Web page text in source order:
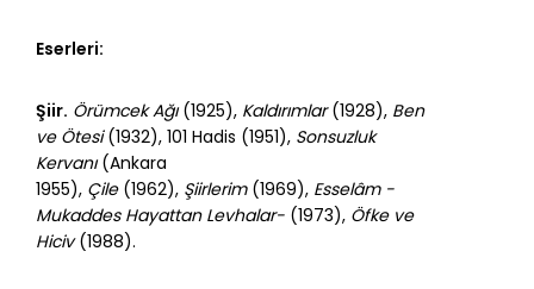
Eserleri:
Şiir. Örümcek Ağı(1925), Kaldırımlar(1928), Ben
ve Ötesi(1932), 101 Hadis (1951), Sonsuzluk
Kervanı(Ankara
1955), Çile(1962), Şiirlerim(1969), Esselâm -
Mukaddes Hayattan Levhalar- (1973), Öfke ve
Hiciv(1988).